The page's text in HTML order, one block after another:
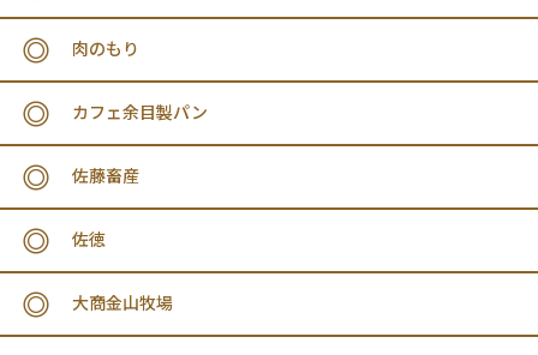
肉のもり
カフェ余目製パン
佐藤畜産
佐徳
大商金山牧場